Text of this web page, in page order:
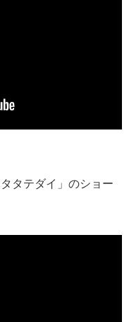
タテダイ」のショー